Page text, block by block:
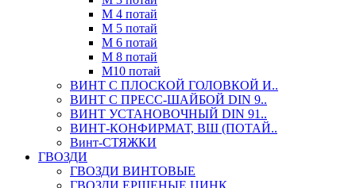
М 4 потай
М 5 потай
М 6 потай
М 8 потай
М10 потай
ВИНТ С ПЛОСКОЙ ГОЛОВКОЙ И..
ВИНТ С ПРЕСС-ШАЙБОЙ DIN 9..
ВИНТ УСТАНОВОЧНЫЙ DIN 91..
ВИНТ-КОНФИРМАТ, ВШ (ПОТАЙ..
Винт-СТЯЖКИ
ГВОЗДИ
ГВОЗДИ ВИНТОВЫЕ
ГВОЗДИ ЕРШЕНЫЕ ЦИНК